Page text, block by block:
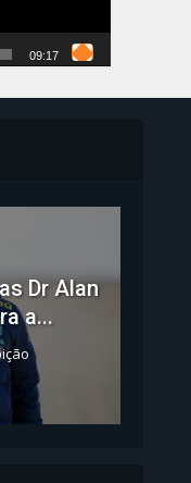
09:17
Dr Alan
a...